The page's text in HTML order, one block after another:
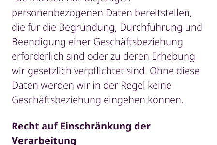
personenbezogenen Daten bereitstellen,
die für die Begründung, Durchführung und
Beendigung einer Geschäftsbeziehung
erforderlich sind oder zu deren Erhebung
wir gesetzlich verpflichtet sind. Ohne diese
Daten werden wir in der Regel keine
Geschäftsbeziehung eingehen können.
Recht auf Einschränkung der
Verarbeitung